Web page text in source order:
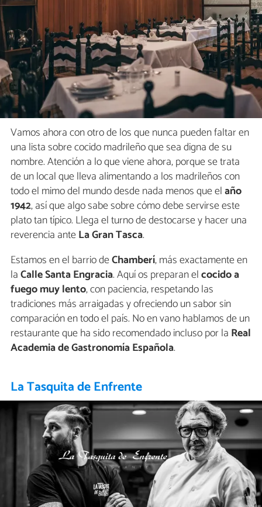
Vamos ahora con otro de los que nunca pueden faltar en
una lista sobre cocido madrileño que sea digna de su
nombre. Atención a lo que viene ahora, porque se trata
de un local que lleva alimentando a los madrileños con
todo el mimo del mundo desde nada menos que elaño
1942, así que algo sabe sobre cómo debe servirse este
plato tan típico. Llega el turno de destocarse y hacer una
reverencia anteLa Gran Tasca.
Estamos en el barrio deChamberí, más exactamente en
laCalle Santa Engracia. Aquí os preparan elcocido a
fuego muy lento, con paciencia, respetando las
tradiciones más arraigadas y ofreciendo un sabor sin
comparación en todo el país. No en vano hablamos de un
restaurante que ha sido recomendado incluso por la Real
Academia de Gastronomía Española.
La Tasquita de Enfrente